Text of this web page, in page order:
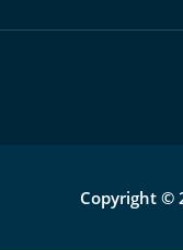
Copyright ©